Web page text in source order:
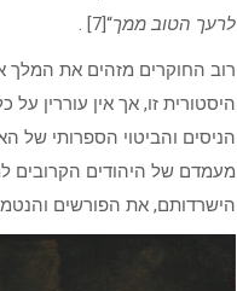
לרעך הטוב ממך“[7] .
רוב החוקרים מזהים את המלך
היסטורית זו, אך אין עוררין
הניסים והביטוי הספרותי של
מעמדם של היהודים הקרובים
הישרדותם, את הפורשים